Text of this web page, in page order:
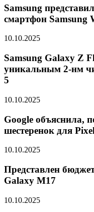
Samsung
смартфон Samsung
10.10.2025
Samsung Galaxy Z
уникальным 2-нм
5
10.10.2025
Google объяснила,
шестеренок для
10.10.2025
Представлен
Galaxy M17
10.10.2025